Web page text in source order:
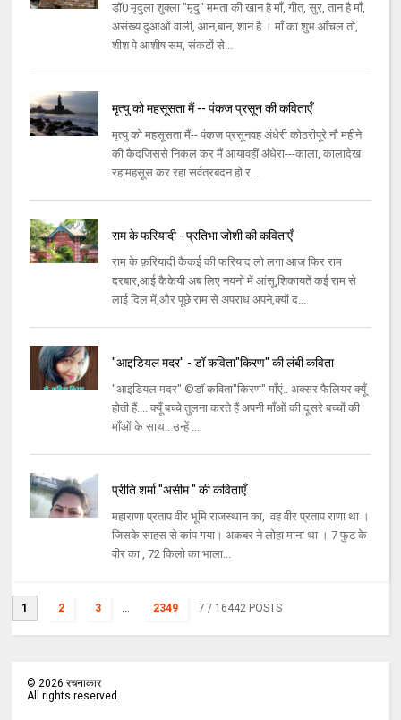
डॉ0 मृदुला शुक्ला "मृदु" ममता की खान है माँ, गीत, सुर, तान है माँ,
असंख्य दुआओं वाली, आन,बान, शान है । माँ का शुभ आँचल तो,
शीश पे आशीष सम, संकटों से...
मृत्यु को महसूसता मैं -- पंकज प्रसून की कविताएँ
मृत्यु को महसूसता मैं-- पंकज प्रसूनवह अंधेरी कोठरीपूरे नौ महीने
की कैदजिससे निकल कर मैं आयावहीं अंधेरा---काला, कालादेख
रहामहसूस कर रहा सर्वत्रबदन हो र...
राम के फरियादी - प्रतिभा जोशी की कविताएँ
राम के फ़रियादी कैकई की फरियाद लो लगा आज फिर राम
दरबार,आई कैकेयी अब लिए नयनों में आंसू,शिकायतें कई राम से
लाई दिल में,और पूछे राम से अपराध अपने,क्यों द...
"आइडियल मदर" - डॉ कविता"किरण" की लंबी कविता
"आइडियल मदर" ©डॉ कविता"किरण" माँएं.. अक्सर फैलियर क्यूँ
होती हैं.... क्यूँ बच्चे तुलना करते हैं अपनी माँओं की दूसरे बच्चों की
माँओं के साथ.. उन्हें ...
प्रीति शर्मा "असीम " की कविताएँ
महाराणा प्रताप वीर भूमि राजस्थान का, वह वीर प्रताप राणा था ।
जिसके साहस से कांप गया। अकबर ने लोहा माना था । 7 फुट के
वीर का , 72 किलो का भाला...
1 2 3 ... 2349 7 / 16442 POSTS
©2026 रचनाकार
All rights reserved.